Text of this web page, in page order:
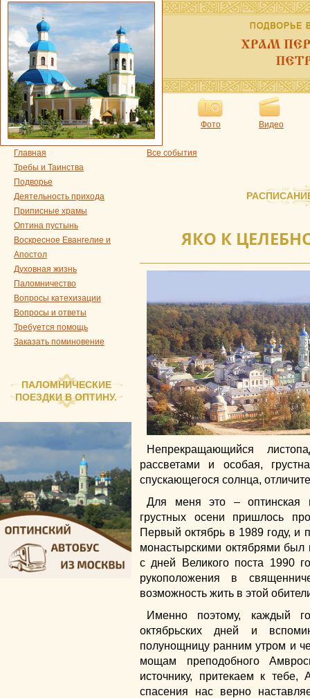
Фото Видео
Главная
Требы и Таинства
Подворье
Деятельность прихода
Приписные храмы
Оптина пустынь
Воскресное Евангелие и
Апостол
Духовная жизнь
Паломничество
Вопросы катехизации
Вопросы и ответы
Требуется помощь
Заказать поминовение
ПАЛОМНИЧЕСКИЕ
ПОЕЗДКИ В ОПТИНУ.
Все события
ЯКО К
Непрекращающийся
рассветами и особая,
спускающегося солнца,
Для меня это – оптинская
грустных осени пришлось
Первый октябрь в 1989 году,
монастырскими октябрями
с дней Великого поста 1990
рукоположения в
возможность жить в этой
Именно поэтому, каждый
октябрьских дней и
полунощницу ранним утром и
мощам преподобного
источнику, притекаем к
спасения нас верно